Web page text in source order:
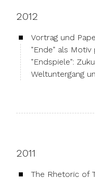
2012
Vortrag und
"Ende" als Motiv
"Endspiele":
Weltuntergang
2011
The Rhetoric of